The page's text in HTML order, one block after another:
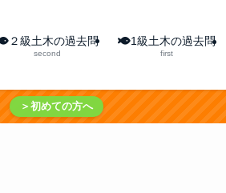
２級土木の過去問
second
1級土木の過去問
first
＞初めての方へ